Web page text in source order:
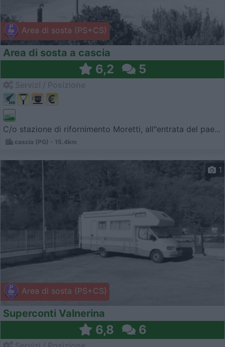
Area di sosta (PS+CS)
Area di sosta a cascia
6,2 5
C/o stazione di rifornimento Moretti, all"entrata del pae...
cascia (PG) - 15.4km
Area di sosta (PS+CS)
1
Superconti Valnerina
6,8 6